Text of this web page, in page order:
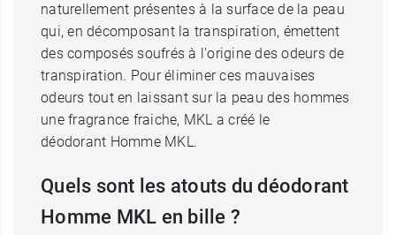
naturellement présentes à la surface de la peau
qui, en décomposant la transpiration, émettent
des composés soufrés à l'origine des odeurs de
transpiration. Pour éliminer ces mauvaises
odeurs tout en laissant sur la peau des hommes
une fragrance fraiche, MKL a créé le
déodorant Homme MKL.
Quels sont les atouts du déodorant
Homme MKL en bille ?